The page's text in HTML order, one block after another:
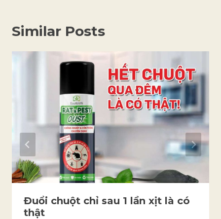
Similar Posts
Đuổi chuột chỉ sau 1 lần xịt là có
thật